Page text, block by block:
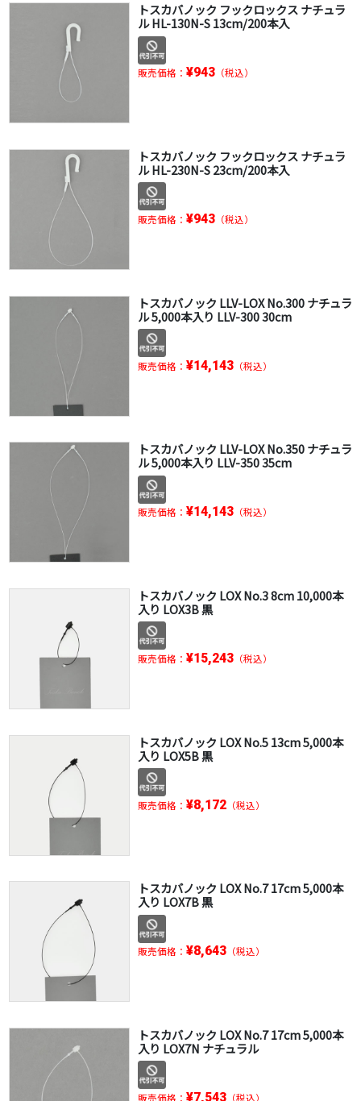
トスカバノック フックロックス ナチュラ
ル HL-130N-S 13cm/200本入
販売価格： ¥943（税込）
トスカバノック フックロックス ナチュラ
ル HL-230N-S 23cm/200本入
販売価格： ¥943（税込）
トスカバノック LLV-LOX No.300 ナチュラ
ル 5,000本入り LLV-300 30cm
販売価格： ¥14,143（税込）
トスカバノック LLV-LOX No.350 ナチュラ
ル 5,000本入り LLV-350 35cm
販売価格： ¥14,143（税込）
トスカバノック LOX No.3 8cm 10,000本
入り LOX3B 黒
販売価格： ¥15,243（税込）
トスカバノック LOX No.5 13cm 5,000本
入り LOX5B 黒
販売価格： ¥8,172（税込）
トスカバノック LOX No.7 17cm 5,000本
入り LOX7B 黒
販売価格： ¥8,643（税込）
トスカバノック LOX No.7 17cm 5,000本
入り LOX7N ナチュラル
販売価格： ¥7,543（税込）